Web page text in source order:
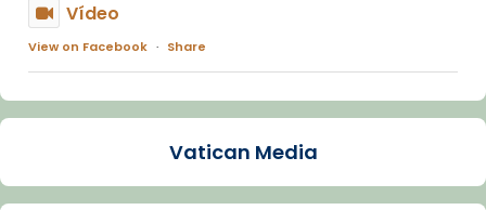
Vídeo
View on Facebook · Share
Arquebisbat de Barcelona
La Carmina va patir depressió. Fa gairebé
dos mesos, a l'Estadi Lluís Companys, la
Vatican Media